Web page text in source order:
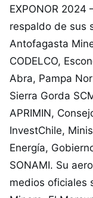
EXPONOR 2024
respaldo de sus
Antofagasta
CODELCO,
Abra, Pampa
Sierra Gorda
APRIMIN,
InvestChile,
Energía,
SONAMI. Su
medios oficiales